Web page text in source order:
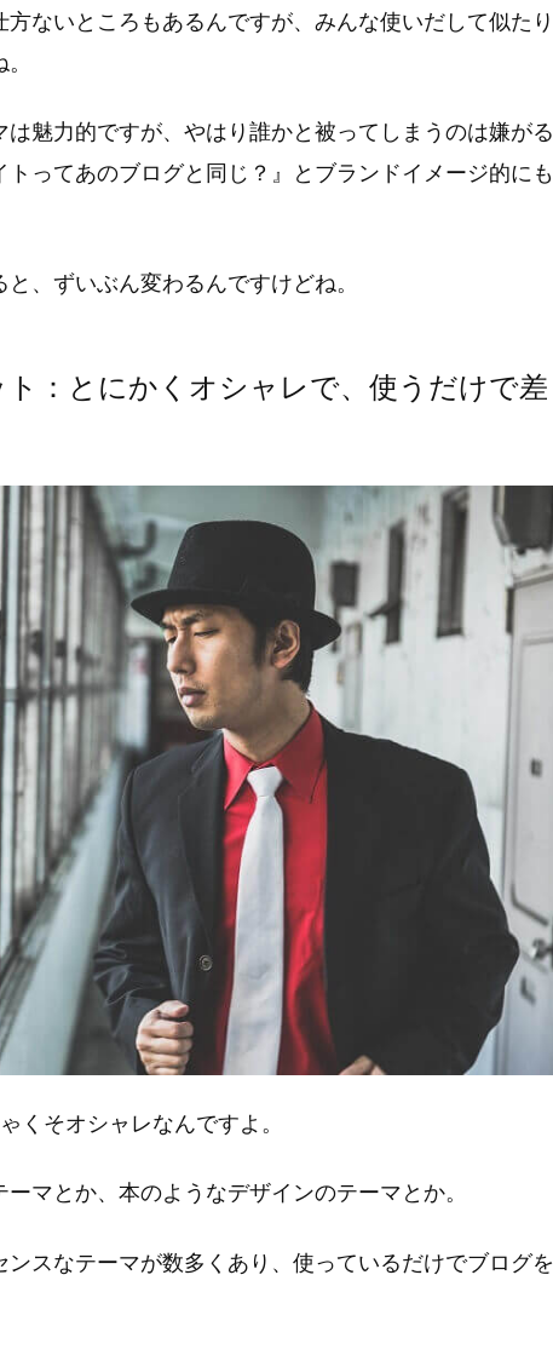
ないところもあるんですが、みんな使いだして似たり
魅力的ですが、やはり誰かと被ってしまうのは嫌がる
ってあのブログと同じ？』とブランドイメージ的にも
、ずいぶん変わるんですけどね。
：とにかくオシャレで、使うだけで差
くそオシャレなんですよ。
マとか、本のようなデザインのテーマとか。
スなテーマが数多くあり、使っているだけでブログを